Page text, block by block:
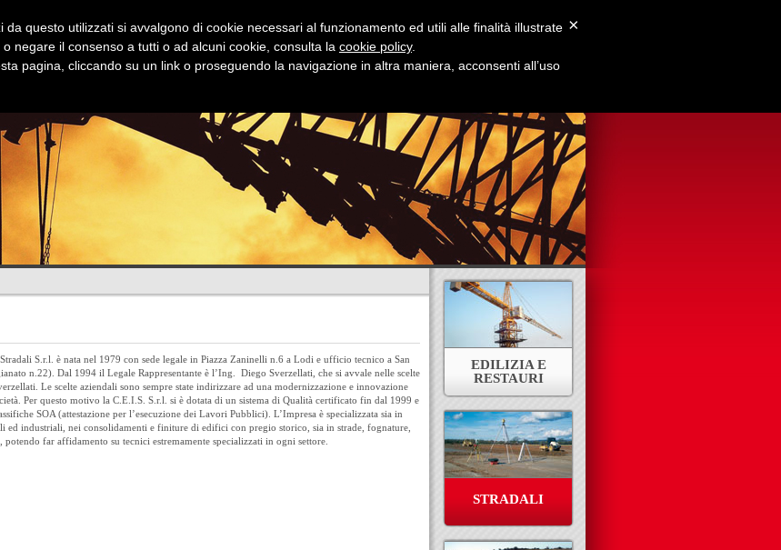
S.r.l. è nata nel 1979 con sede legale in Piazza Zaninelli n.6 a Lodi e ufficio tecnico a San
n.22). Dal 1994 il Legale Rappresentante è l’Ing. Diego Sverzellati, che si avvale nelle scelte
Le scelte aziendali sono sempre state indirizzare ad una modernizzazione e innovazione
Per questo motivo la C.E.I.S. S.r.l. si è dotata di un sistema di Qualità certificato fin dal 1999 e
SOA (attestazione per l’esecuzione dei Lavori Pubblici). L’Impresa è specializzata sia in
industriali, nei consolidamenti e finiture di edifici con pregio storico, sia in strade, fognature,
far affidamento su tecnici estremamente specializzati in ogni settore.
EDILIZIA E
RESTAURI
STRADALI
×
da questo utilizzati si avvalgono di cookie necessari al funzionamento ed utili alle finalità illustrate
negare il consenso a tutti o ad alcuni cookie, consulta la cookie policy.
pagina, cliccando su un link o proseguendo la navigazione in altra maniera, acconsenti all’uso